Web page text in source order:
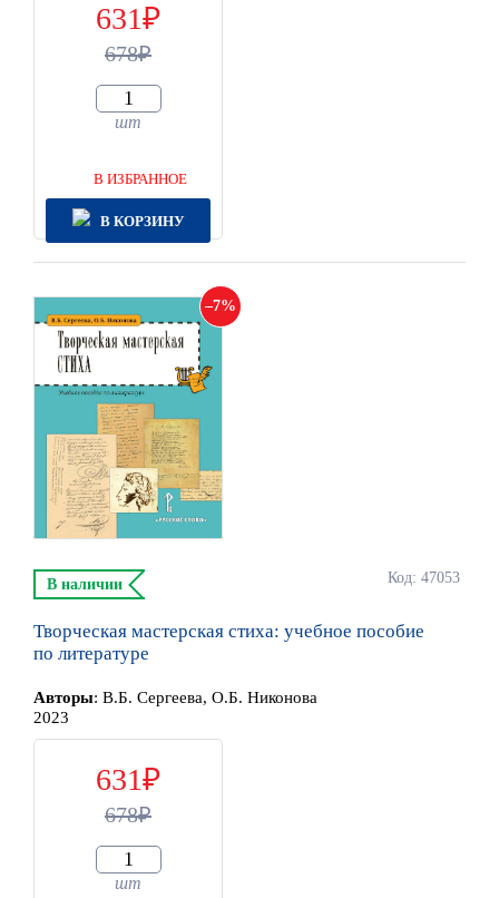
631
678
шт
В ИЗБРАННОЕ
В КОРЗИНУ
7
Код: 47053
В наличии
Творческая мастерская стиха: учебное пособие
по литературе
Авторы: В.Б. Сергеева, О.Б. Никонова
2023
631
678
шт